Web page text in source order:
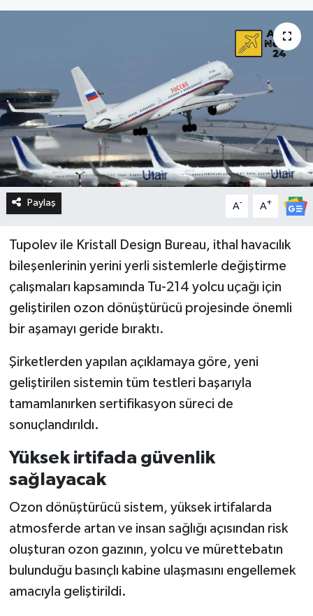
Paylaş A- A+
Tupolev ile Kristall Design Bureau, ithal havacılık
bileşenlerinin yerini yerli sistemlerle değiştirme
çalışmaları kapsamında Tu-214 yolcu uçağı için
geliştirilen ozon dönüştürücü projesinde önemli
bir aşamayı geride bıraktı.
Şirketlerden yapılan açıklamaya göre, yeni
geliştirilen sistemin tüm testleri başarıyla
tamamlanırken sertifikasyon süreci de
sonuçlandırıldı.
Yüksek irtifada güvenlik
sağlayacak
Ozon dönüştürücü sistem, yüksek irtifalarda
atmosferde artan ve insan sağlığı açısından risk
oluşturan ozon gazının, yolcu ve mürettebatın
bulunduğu basınçlı kabine ulaşmasını engellemek
amacıyla geliştirildi.